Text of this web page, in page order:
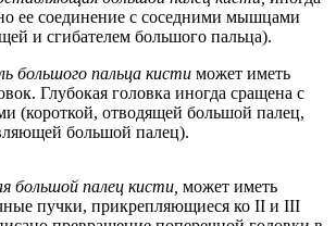
ее соединение с соседними мышцами
и сгибателем большого пальца).
большого пальца кисти может иметь
Глубокая головка иногда сращена с
(короткой, отводящей большой палец,
большой палец).
большой палец кисти, может иметь
пучки, прикрепляющиеся ко II и III